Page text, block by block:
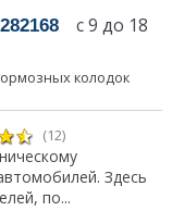
с 9 до 18
колодок
(12)
Здесь
по...